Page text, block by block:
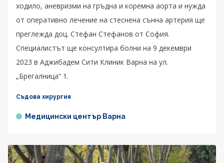
ходило, аневризми на гръдна и коремна аорта и нужда
от оперативно лечение на стеснена сънна артерия ще
преглежда доц. Стефан Стефанов от София.
Специалистът ще консултира болни на 9 декември
2023 в Аджибадем Сити Клиник Варна на ул.
„Брегалница“ 1.
Съдова хирургия
Медицински център Варна